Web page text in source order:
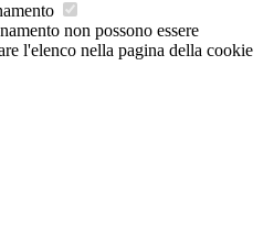
non possono essere
l'elenco nella pagina della cookie